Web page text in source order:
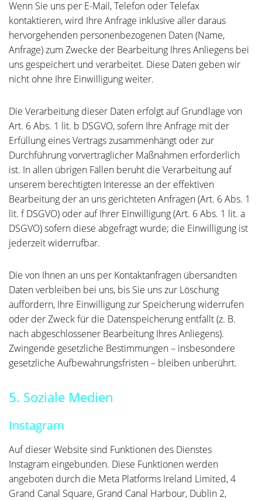
Wenn Sie uns per E-Mail, Telefon oder Telefax
kontaktieren, wird Ihre Anfrage inklusive aller daraus
hervorgehenden personenbezogenen Daten (Name,
Anfrage) zum Zwecke der Bearbeitung Ihres Anliegens bei
uns gespeichert und verarbeitet. Diese Daten geben wir
nicht ohne Ihre Einwilligung weiter.
Die Verarbeitung dieser Daten erfolgt auf Grundlage von
Art. 6 Abs. 1 lit. b DSGVO, sofern Ihre Anfrage mit der
Erfüllung eines Vertrags zusammenhängt oder zur
Durchführung vorvertraglicher Maßnahmen erforderlich
ist. In allen übrigen Fällen beruht die Verarbeitung auf
unserem berechtigten Interesse an der effektiven
Bearbeitung der an uns gerichteten Anfragen (Art. 6 Abs. 1
lit. f DSGVO) oder auf Ihrer Einwilligung (Art. 6 Abs. 1 lit. a
DSGVO) sofern diese abgefragt wurde; die Einwilligung ist
jederzeit widerrufbar.
Die von Ihnen an uns per Kontaktanfragen übersandten
Daten verbleiben bei uns, bis Sie uns zur Löschung
auffordern, Ihre Einwilligung zur Speicherung widerrufen
oder der Zweck für die Datenspeicherung entfällt (z. B.
nach abgeschlossener Bearbeitung Ihres Anliegens).
Zwingende gesetzliche Bestimmungen – insbesondere
gesetzliche Aufbewahrungsfristen – bleiben unberührt.
5. Soziale Medien
Instagram
Auf dieser Website sind Funktionen des Dienstes
Instagram eingebunden. Diese Funktionen werden
angeboten durch die Meta Platforms Ireland Limited, 4
Grand Canal Square, Grand Canal Harbour, Dublin 2,